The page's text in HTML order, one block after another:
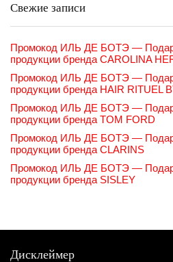
Свежие записи
Промокод ИЛЬ ДЕ БОТЭ —
продукции бренда CAROLINA
Промокод ИЛЬ ДЕ БОТЭ —
продукции бренда HAIR RITUEL
Промокод ИЛЬ ДЕ БОТЭ —
продукции бренда TOM FORD
Промокод ИЛЬ ДЕ БОТЭ —
продукции бренда CLARINS
Промокод ИЛЬ ДЕ БОТЭ —
продукции бренда SISLEY
Дисклеймер